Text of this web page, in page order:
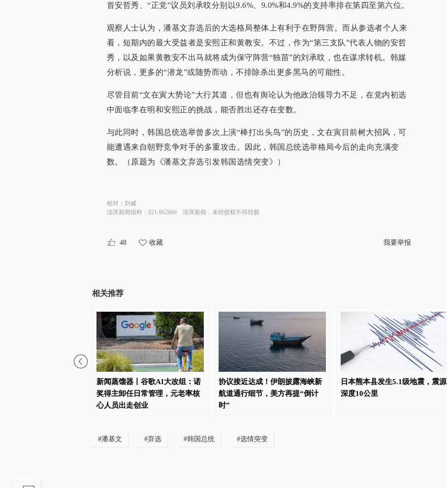
首安哲秀、“正党”议员刘承旼分别以9.6%、9.0%和4.9%的支持率排在第四至第六位。
观察人士认为，潘基文弃选后的大选格局整体上有利于在野阵营。而从参选者个人来
看，短期内的最大受益者是安熙正和黄教安。不过，作为“第三支队”代表人物的安哲
秀，以及如果黄教安不出马就将成为保守阵营“独苗”的刘承旼，也在谋求转机。韩媒
分析说，更多的“潜龙”或随势而动，不排除杀出更多黑马的可能性。
尽管目前“文在寅大势论”大行其道，但也有舆论认为他政治领导力不足，在党内初选
中面临李在明和安熙正的挑战，能否胜出还存在变数。
与此同时，韩国总统选举曾多次上演“棒打出头鸟”的历史，文在寅目前树大招风，可
能遭遇来自朝野竞争对手的多重攻击。因此，韩国总统选举格局今后的走向充满变
数。（原题为《潘基文弃选引发韩国选情突变》）
校对： 刘威
澎湃新闻报料：021-962866
澎湃新闻，未经授权不得转载
48 收藏 我要举报
相关推荐
新闻蒸馏器丨谷歌AI大改组：诺
奖得主卸任日常管理，元老率核
心人员出走创业
协议接近达成！伊朗披露海峡新
航道通行细节，美方再提“倒计
时”
日本熊本县发生5.1级地震，震源
深度10公里
#潘基文 #弃选 #韩国总统 #选情突变